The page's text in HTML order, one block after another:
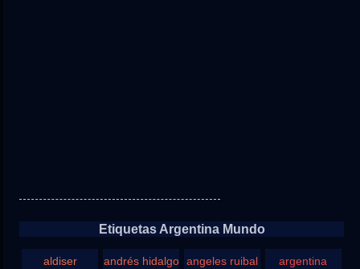
Etiquetas Argentina Mundo
aldiser andrés hidalgo angeles ruibal argentina